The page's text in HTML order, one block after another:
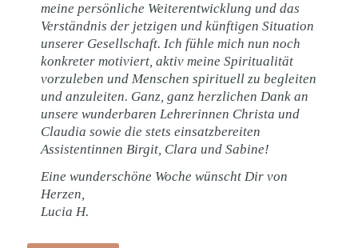
meine persönliche Weiterentwicklung und das
Verständnis der jetzigen und künftigen Situation
unserer Gesellschaft. Ich fühle mich nun noch
konkreter motiviert, aktiv meine Spiritualität
vorzuleben und Menschen spirituell zu begleiten
und anzuleiten. Ganz, ganz herzlichen Dank an
unsere wunderbaren Lehrerinnen Christa und
Claudia sowie die stets einsatzbereiten
Assistentinnen Birgit, Clara und Sabine!
Eine wunderschöne Woche wünscht Dir von
Herzen,
Lucia H.